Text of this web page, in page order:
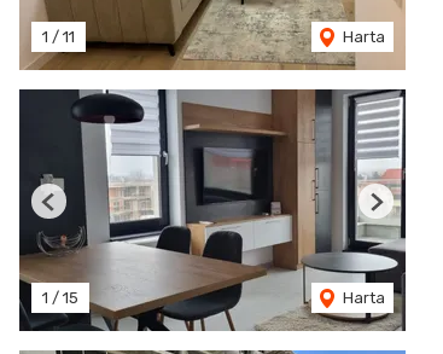
1 / 11 Harta
1 / 15 Harta
Previous Next